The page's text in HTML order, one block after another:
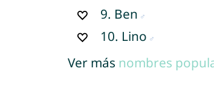
9. Ben
10. Lino
Ver más nombres